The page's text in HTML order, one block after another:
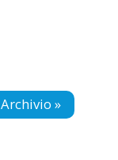
Archivio »